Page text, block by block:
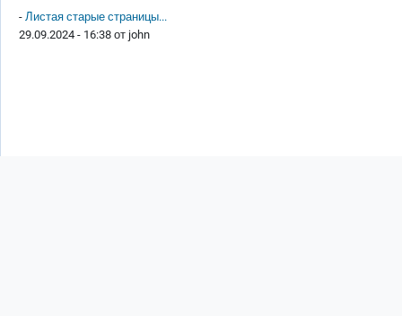
- Листая старые страницы...
29.09.2024 - 16:38 от john